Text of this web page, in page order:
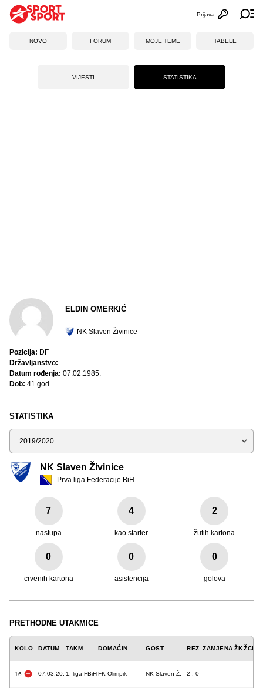
Otvori
Prijava
NOVO FORUM MOJE TEME TABELE
VIJESTI STATISTIKA
STATISTIKA
Sezona
NK Slaven Živinice
Prva liga Federacije BiH
7
nastupa
4
kao starter
2
žutih kartona
0
crvenih kartona
0
asistencija
0
golova
PRETHODNE UTAKMICE
KOLO DATUM TAKM. DOMAĆIN GOST REZ. ZAMJENA ŽKŽCK
16. 07.03.20. 1. liga FBiHFK Olimpik NK Slaven Ž. 2 : 0
ELDIN OMERKIĆ
NK Slaven Živinice
Pozicija: DF
Državljanstvo: -
Datum rođenja: 07.02.1985.
Dob: 41 god.